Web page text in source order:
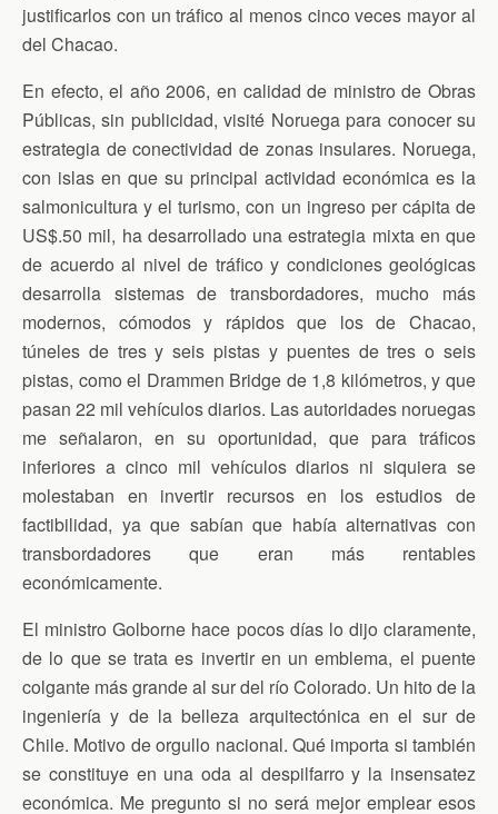
justificarlos con un tráfico al menos cinco veces mayor al
del Chacao.
En efecto, el año 2006, en calidad de ministro de Obras
Públicas, sin publicidad, visité Noruega para conocer su
estrategia de conectividad de zonas insulares. Noruega,
con islas en que su principal actividad económica es la
salmonicultura y el turismo, con un ingreso per cápita de
US$.50 mil, ha desarrollado una estrategia mixta en que
de acuerdo al nivel de tráfico y condiciones geológicas
desarrolla sistemas de transbordadores, mucho más
modernos, cómodos y rápidos que los de Chacao,
túneles de tres y seis pistas y puentes de tres o seis
pistas, como el Drammen Bridge de 1,8 kilómetros, y que
pasan 22 mil vehículos diarios. Las autoridades noruegas
me señalaron, en su oportunidad, que para tráficos
inferiores a cinco mil vehículos diarios ni siquiera se
molestaban en invertir recursos en los estudios de
factibilidad, ya que sabían que había alternativas con
transbordadores que eran más rentables
económicamente.
El ministro Golborne hace pocos días lo dijo claramente,
de lo que se trata es invertir en un emblema, el puente
colgante más grande al sur del río Colorado. Un hito de la
ingeniería y de la belleza arquitectónica en el sur de
Chile. Motivo de orgullo nacional. Qué importa si también
se constituye en una oda al despilfarro y la insensatez
económica. Me pregunto si no será mejor emplear esos